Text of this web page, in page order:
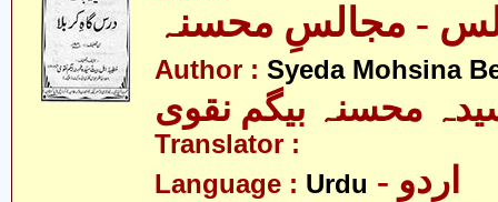
- مجالسِ محسنہ
Author : Syeda Mohsina
محسنہ بیگم نقوی
Translator :
Language : Urdu - اردو